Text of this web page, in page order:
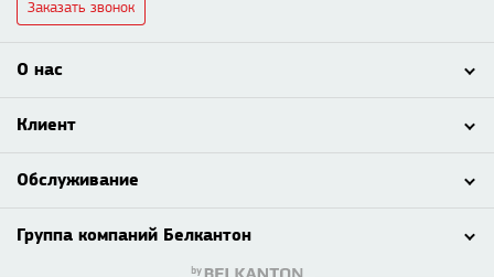
Заказать звонок
О нас
Клиент
Обслуживание
Группа компаний Белкантон